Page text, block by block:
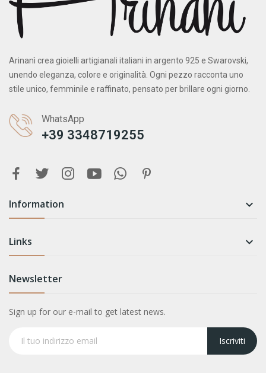
Arinanì crea gioielli artigianali italiani in argento 925 e Swarovski,
unendo eleganza, colore e originalità. Ogni pezzo racconta uno
stile unico, femminile e raffinato, pensato per brillare ogni giorno.
WhatsApp
+39 3348719255
Information 
Links 
Newsletter
Sign up for our e-mail to get latest news.
Iscriviti